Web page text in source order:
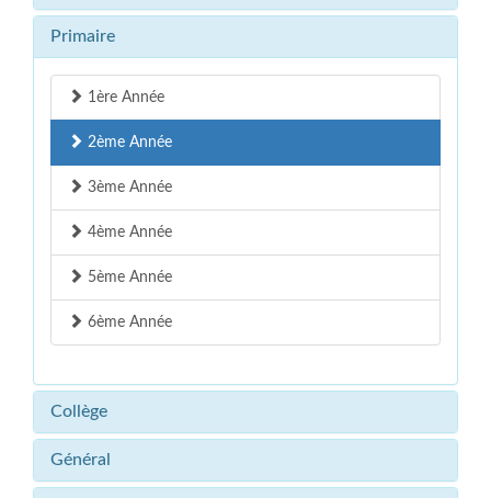
Primaire
1ère Année
2ème Année
3ème Année
4ème Année
5ème Année
6ème Année
Collège
Général